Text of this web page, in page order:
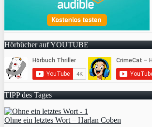
Hörbücher auf YOUTUBE
TIPP des Tages
Ohne ein letztes Wort – Harlan Coben